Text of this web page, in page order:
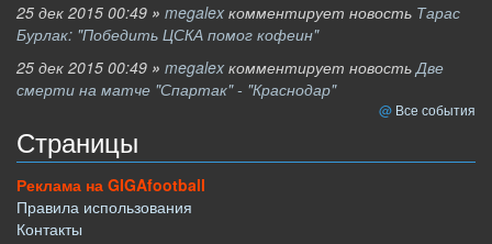
25 дек 2015 00:49 » megalex комментирует новость Тарас
Бурлак: "Победить ЦСКА помог кофеин"
25 дек 2015 00:49 » megalex комментирует новостьДве
смерти на матче "Спартак" - "Краснодар"
Все события
Страницы
Реклама на GIGAfootball
Правила использования
Контакты